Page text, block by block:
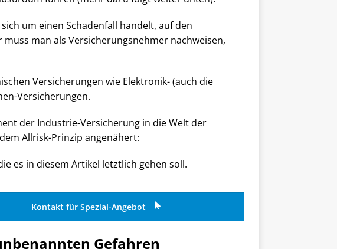
um einen Schadenfall handelt, auf den
man als Versicherungsnehmer nachweisen,
Versicherungen wie Elektronik- (auch die
Versicherungen.
der Industrie-Versicherung in die Welt der
Allrisk-Prinzip angenähert:
es in diesem Artikel letztlich gehen soll.
Kontakt für Spezial-Angebot
Gefahren